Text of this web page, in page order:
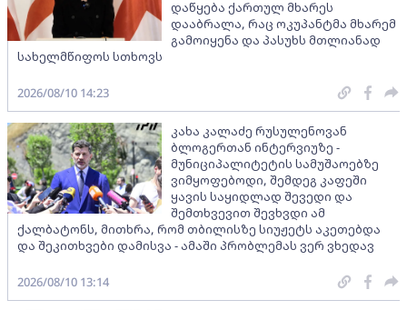
დაწყება ქართულ მხარეს
დააბრალა, რაც ოკუპანტმა მხარემ
გამოიყენა და პასუხს მთლიანად
სახელმწიფოს სთხოვს
2026/08/10 14:23
კახა კალაძე რუსულენოვან
ბლოგერთან ინტერვიუზე -
მუნიციპალიტეტის სამუშაოებზე
ვიმყოფებოდი, შემდეგ კაფეში
ყავის საყიდლად შევედი და
შემთხვევით შევხვდი ამ
ქალბატონს, მითხრა, რომ თბილისზე სიუჟეტს აკეთებდა
და შეკითხვები დამისვა - ამაში პრობლემას ვერ ვხედავ
2026/08/10 13:14